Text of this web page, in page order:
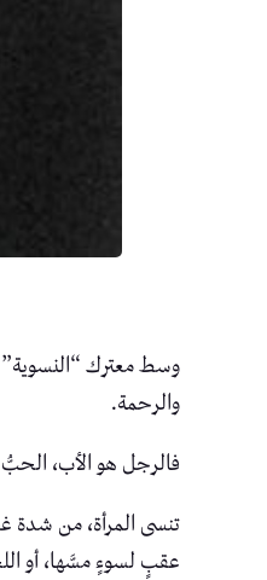
وسط معترك “النسوية”
والرحمة.
فالرجل هو الأب، الحبُّ
تنسى المرأة، من شدة
عقبٍ لسوءٍ مسَّها، أو